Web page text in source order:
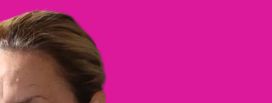
Full Spectrum Cyber
Les Incidents Cybers qui auraient
pu être évités